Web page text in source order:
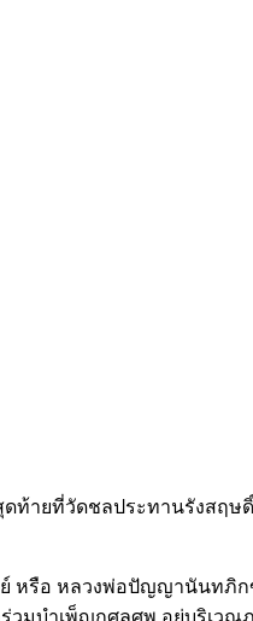
ายที่วัดชลประทานรังสฤษ
หรือ หลวงพ่อปัญญานันทภิก
มบำเพ็ญกุศลศพ อยู่บริเวณ